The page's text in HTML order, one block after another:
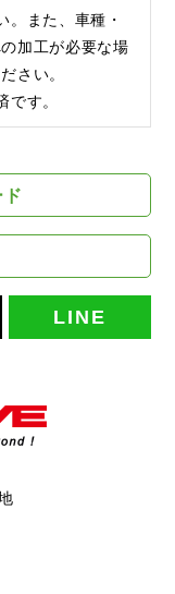
。また、車種・
加工が必要な場
さい。
す。
LINE